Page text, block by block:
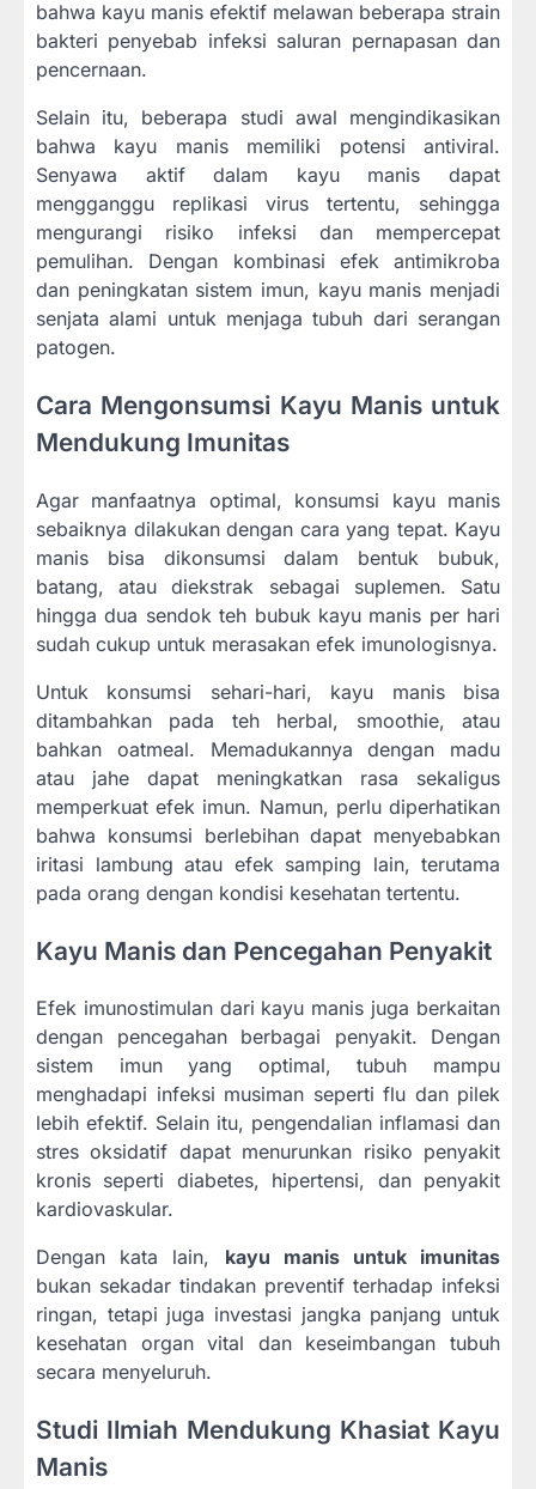
bahwa kayu manis efektif melawan beberapa strain
bakteri penyebab infeksi saluran pernapasan dan
pencernaan.
Selain itu, beberapa studi awal mengindikasikan
bahwa kayu manis memiliki potensi antiviral.
Senyawa aktif dalam kayu manis dapat
mengganggu replikasi virus tertentu, sehingga
mengurangi risiko infeksi dan mempercepat
pemulihan. Dengan kombinasi efek antimikroba
dan peningkatan sistem imun, kayu manis menjadi
senjata alami untuk menjaga tubuh dari serangan
patogen.
Cara Mengonsumsi Kayu Manis untuk
Mendukung Imunitas
Agar manfaatnya optimal, konsumsi kayu manis
sebaiknya dilakukan dengan cara yang tepat. Kayu
manis bisa dikonsumsi dalam bentuk bubuk,
batang, atau diekstrak sebagai suplemen. Satu
hingga dua sendok teh bubuk kayu manis per hari
sudah cukup untuk merasakan efek imunologisnya.
Untuk konsumsi sehari-hari, kayu manis bisa
ditambahkan pada teh herbal, smoothie, atau
bahkan oatmeal. Memadukannya dengan madu
atau jahe dapat meningkatkan rasa sekaligus
memperkuat efek imun. Namun, perlu diperhatikan
bahwa konsumsi berlebihan dapat menyebabkan
iritasi lambung atau efek samping lain, terutama
pada orang dengan kondisi kesehatan tertentu.
Kayu Manis dan Pencegahan Penyakit
Efek imunostimulan dari kayu manis juga berkaitan
dengan pencegahan berbagai penyakit. Dengan
sistem imun yang optimal, tubuh mampu
menghadapi infeksi musiman seperti flu dan pilek
lebih efektif. Selain itu, pengendalian inflamasi dan
stres oksidatif dapat menurunkan risiko penyakit
kronis seperti diabetes, hipertensi, dan penyakit
kardiovaskular.
Dengan kata lain, kayu manis untuk imunitas
bukan sekadar tindakan preventif terhadap infeksi
ringan, tetapi juga investasi jangka panjang untuk
kesehatan organ vital dan keseimbangan tubuh
secara menyeluruh.
Studi Ilmiah Mendukung Khasiat Kayu
Manis